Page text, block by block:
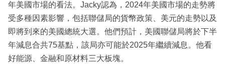
時
事
專
欄
年美國市場的看法。Jacky認為，2024年美國市場的走勢將
受多種因素影響，包括聯儲局的貨幣政策、美元的走勢以及
即將到來的美國總統大選。他們預計，美國聯儲局將於下半
年減息合共75基點，該局亦可能於2025年繼續減息。他看
好能源、金融和原材料三大板塊。